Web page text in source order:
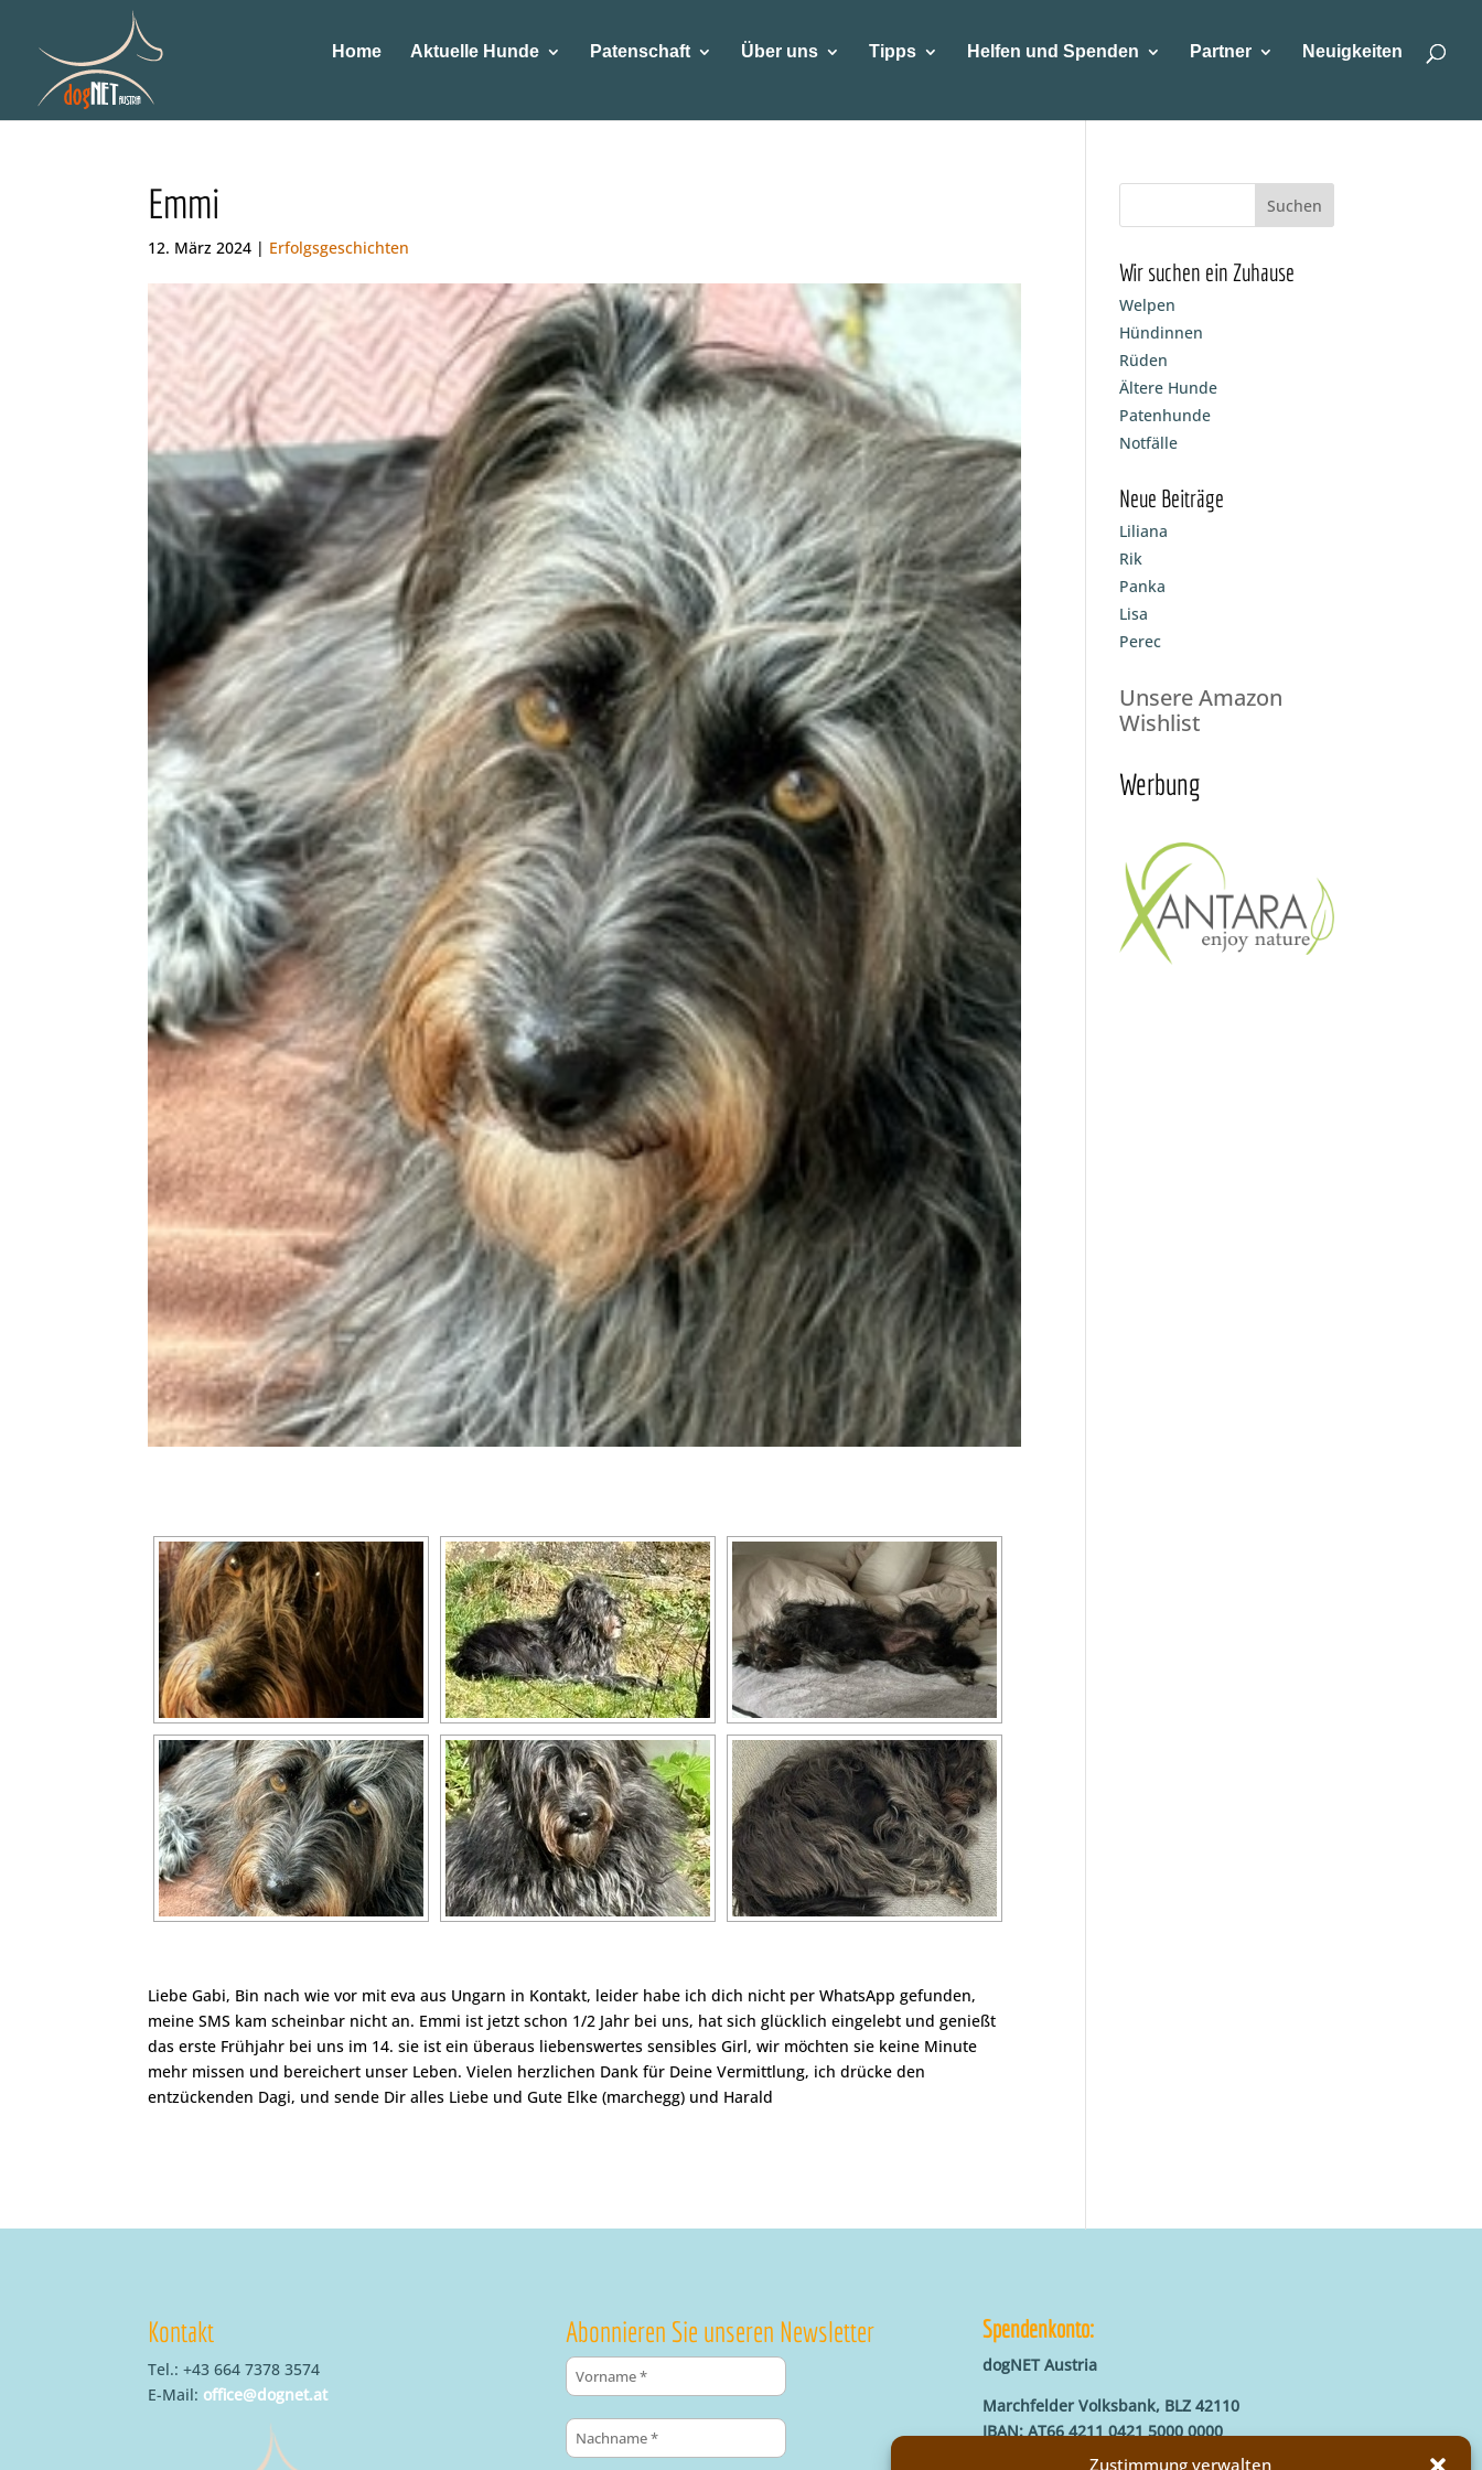
Zustimmung verwalten
Home Aktuelle Hunde Patenschaft Über uns Tipps Helfen und Spenden Partner Neuigkeiten
Emmi
12. März 2024 | Erfolgsgeschichten
Liebe Gabi, Bin nach wie vor mit eva aus Ungarn in Kontakt, leider habe ich dich nicht per WhatsApp gefunden,
meine SMS kam scheinbar nicht an. Emmi ist jetzt schon 1/2 Jahr bei uns, hat sich glücklich eingelebt und genießt
das erste Frühjahr bei uns im 14. sie ist ein überaus liebenswertes sensibles Girl, wir möchten sie keine Minute
mehr missen und bereichert unser Leben. Vielen herzlichen Dank für Deine Vermittlung, ich drücke den
entzückenden Dagi, und sende Dir alles Liebe und Gute Elke (marchegg) und Harald
Wir suchen ein Zuhause
Welpen
Hündinnen
Rüden
Ältere Hunde
Patenhunde
Notfälle
Neue Beiträge
Liliana
Rik
Panka
Lisa
Perec
Unsere Amazon
Wishlist
Werbung
Kontakt
Tel.: +43 664 7378 3574
E-Mail: office@dognet.at
Abonnieren Sie unseren Newsletter Spendenkonto:
dogNET Austria
Marchfelder Volksbank, BLZ 42110
IBAN: AT66 4211 0421 5000 0000
BIC: MVOGAT22XXX